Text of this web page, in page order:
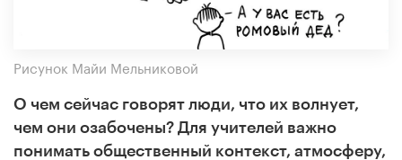
Рисунок Майи Мельниковой
О чем сейчас говорят люди, что их волнует,
чем они озабочены? Для учителей важно
понимать общественный контекст, атмосферу,